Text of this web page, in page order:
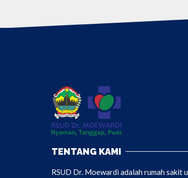
TENTANG KAMI
RSUD Dr. Moewardi adalah rumah sakit